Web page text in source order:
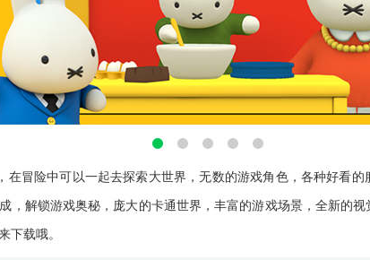
在冒险中可以一起去探索大世界，无数的游戏角色，各种好看
，解锁游戏奥秘，庞大的卡通世界，丰富的游戏场景，全新的
下载哦。